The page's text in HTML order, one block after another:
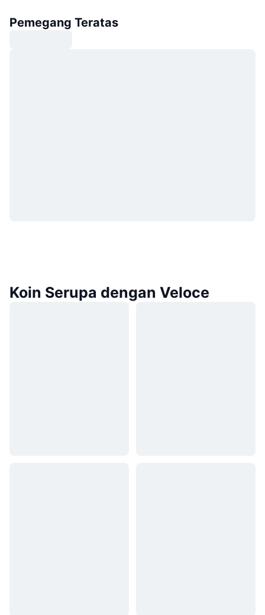
Pemegang Teratas
Koin Serupa dengan Veloce